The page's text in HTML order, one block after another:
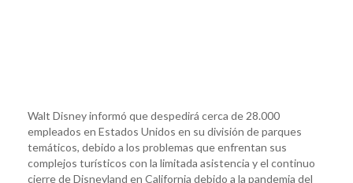
Walt Disney informó que despedirá cerca de 28.000
empleados en Estados Unidos en su división de parques
temáticos, debido a los problemas que enfrentan sus
complejos turísticos con la limitada asistencia y el continuo
cierre de Disneyland en California debido a la pandemia del